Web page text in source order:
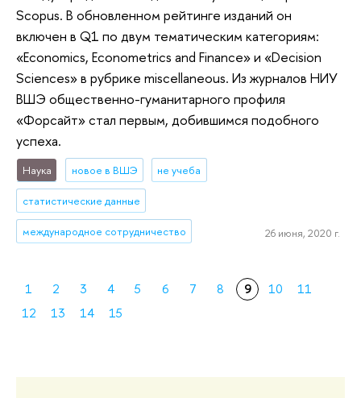
Scopus. В обновленном рейтинге изданий он
включен в Q1 по двум тематическим категориям:
«Economics, Econometrics and Finance» и «Decision
Sciences» в рубрике miscellaneous. Из журналов НИУ
ВШЭ общественно-гуманитарного профиля
«Форсайт» стал первым, добившимся подобного
успеха.
Наука новое в ВШЭ не учеба
статистические данные
международное сотрудничество 26 июня, 2020 г.
1 2 3 4 5 6 7 8 9 10
11
12
13 14 15